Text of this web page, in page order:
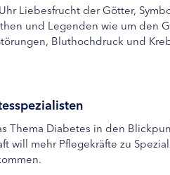
Liebesfrucht der Götter,
und Legenden wie um den
Bluthochdruck und
Thema Diabetes in den
will mehr Pflegekräfte zu